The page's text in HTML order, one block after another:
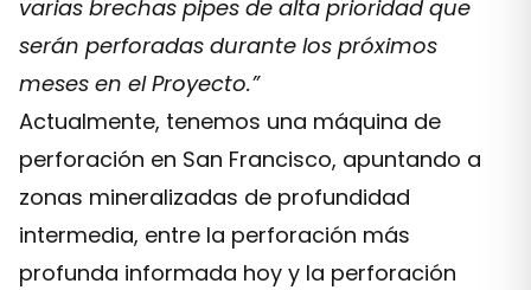
varias brechas pipes de alta prioridad que
serán perforadas durante los próximos
meses en el Proyecto.”
Actualmente, tenemos una máquina de
perforación en San Francisco, apuntando a
zonas mineralizadas de profundidad
intermedia, entre la perforación más
profunda informada hoy y la perforación